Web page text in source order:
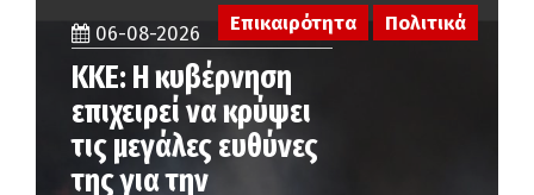
06-08-2026
ΚΚΕ: Η κυβέρνηση
επιχειρεί να κρύψει
τις μεγάλες ευθύνες
της για την
Επικαιρότητα Πολιτικά